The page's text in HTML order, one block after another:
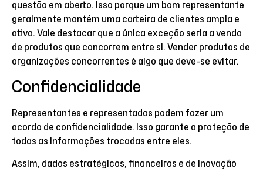
questão em aberto. Isso porque um bom representante
geralmente mantém uma carteira de clientes ampla e
ativa. Vale destacar que a única exceção seria a venda
de produtos que concorrem entre si. Vender produtos de
organizações concorrentes é algo que deve-se evitar.
Confidencialidade
Representantes e representadas podem fazer um
acordo de confidencialidade. Isso garante a proteção de
todas as informações trocadas entre eles.
Assim, dados estratégicos, financeiros e de inovação